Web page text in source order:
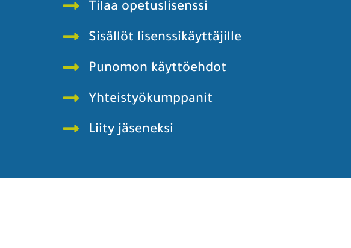
Tilaa opetuslisenssi
Sisällöt lisenssikäyttäjille
Punomon käyttöehdot
Yhteistyökumppanit
Liity jäseneksi